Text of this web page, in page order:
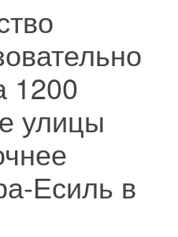
1200
улицы
Есиль в